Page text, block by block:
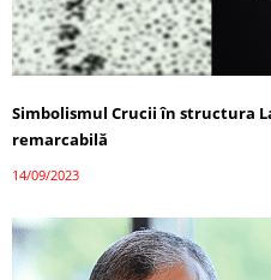
Simbolismul Crucii în structura
remarcabilă
14/09/2023